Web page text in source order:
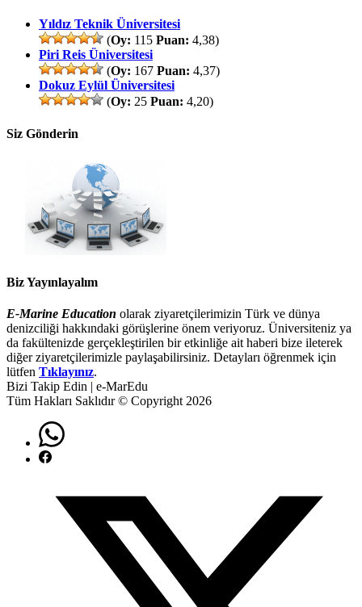
Yıldız Teknik Üniversitesi
(Oy: 115 Puan: 4,38)
Piri Reis Üniversitesi
(Oy: 167 Puan: 4,37)
Dokuz Eylül Üniversitesi
(Oy: 25 Puan: 4,20)
Siz Gönderin
Biz Yayınlayalım
E-Marine Education olarak ziyaretçilerimizin Türk ve dünya
denizciliği hakkındaki görüşlerine önem veriyoruz. Üniversiteniz ya
da fakültenizde gerçekleştirilen bir etkinliğe ait haberi bize ileterek
diğer ziyaretçilerimizle paylaşabilirsiniz. Detayları öğrenmek için
lütfen Tıklayınız.
Bizi Takip Edin | e-MarEdu
Tüm Hakları Saklıdır © Copyright 2026